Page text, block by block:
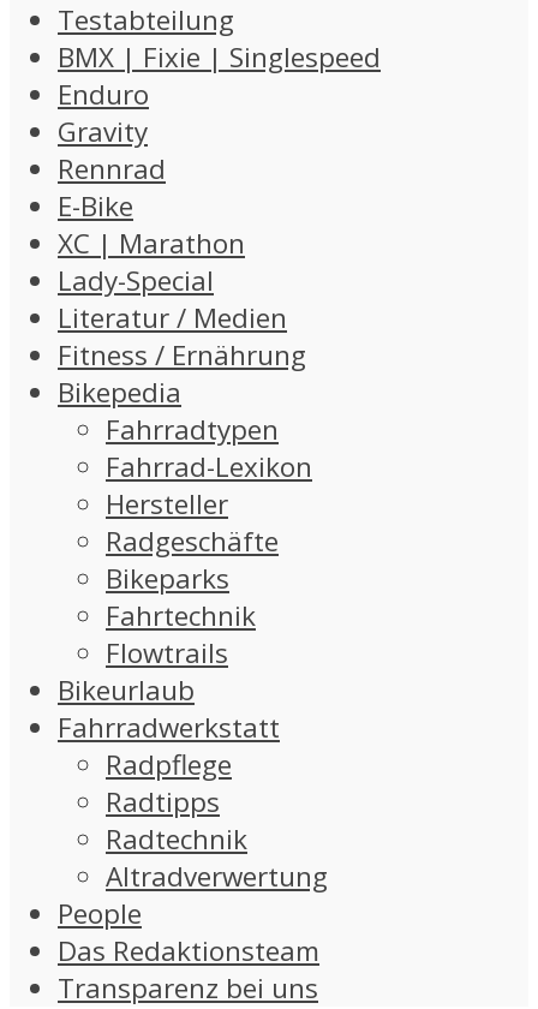
Testabteilung
BMX | Fixie | Singlespeed
Enduro
Gravity
Rennrad
E-Bike
XC | Marathon
Lady-Special
Literatur / Medien
Fitness / Ernährung
Bikepedia
Fahrradtypen
Fahrrad-Lexikon
Hersteller
Radgeschäfte
Bikeparks
Fahrtechnik
Flowtrails
Bikeurlaub
Fahrradwerkstatt
Radpflege
Radtipps
Radtechnik
Altradverwertung
People
Das Redaktionsteam
Transparenz bei uns